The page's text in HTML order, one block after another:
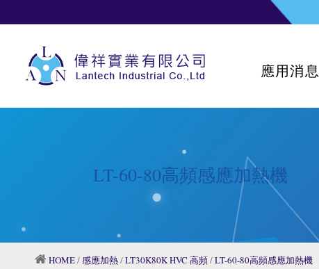
應用消息
LT-60-80高頻感應加熱機
HOME/感應加熱/LT30K80K HVC 高頻/LT-60-80高頻感應加熱機